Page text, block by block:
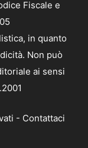
Fiscale e
in quanto
Non può
ai sensi
- Contattaci